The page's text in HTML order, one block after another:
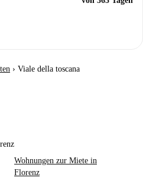
› Viale della toscana
Wohnungen zur Miete in
Florenz